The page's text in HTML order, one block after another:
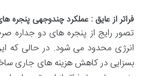
فراترازعایق : عملکرد چندوجهی پنجره
تصور رایج از پنجره های دو جداره
انرژی محدود می شود.در حالی که
بسزایی درکاهش هزینه های جاری